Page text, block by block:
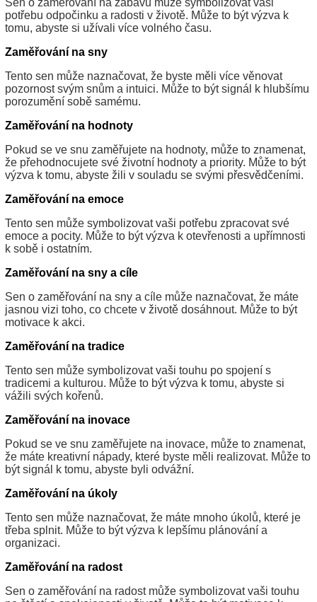
Sen o zaměřování na zábavu může symbolizovat vaši
potřebu odpočinku a radosti v životě. Může to být výzva k
tomu, abyste si užívali více volného času.
Zaměřování na sny
Tento sen může naznačovat, že byste měli více věnovat
pozornost svým snům a intuici. Může to být signál k hlubšímu
porozumění sobě samému.
Zaměřování na hodnoty
Pokud se ve snu zaměřujete na hodnoty, může to znamenat,
že přehodnocujete své životní hodnoty a priority. Může to být
výzva k tomu, abyste žili v souladu se svými přesvědčeními.
Zaměřování na emoce
Tento sen může symbolizovat vaši potřebu zpracovat své
emoce a pocity. Může to být výzva k otevřenosti a upřímnosti
k sobě i ostatním.
Zaměřování na sny a cíle
Sen o zaměřování na sny a cíle může naznačovat, že máte
jasnou vizi toho, co chcete v životě dosáhnout. Může to být
motivace k akci.
Zaměřování na tradice
Tento sen může symbolizovat vaši touhu po spojení s
tradicemi a kulturou. Může to být výzva k tomu, abyste si
vážili svých kořenů.
Zaměřování na inovace
Pokud se ve snu zaměřujete na inovace, může to znamenat,
že máte kreativní nápady, které byste měli realizovat. Může to
být signál k tomu, abyste byli odvážní.
Zaměřování na úkoly
Tento sen může naznačovat, že máte mnoho úkolů, které je
třeba splnit. Může to být výzva k lepšímu plánování a
organizaci.
Zaměřování na radost
Sen o zaměřování na radost může symbolizovat vaši touhu